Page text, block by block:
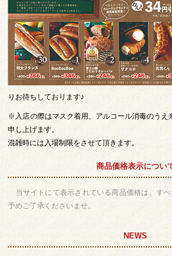
りお待ちしております♪
※入店の際はマスク着用、アルコール消毒のうえ
申し上げます。
混雑時には入場制限をさせて頂きます。
商品価格表示につい
当サイトにて表示されている商品価格は、すべ
予めご了承くださいませ。
NEWS